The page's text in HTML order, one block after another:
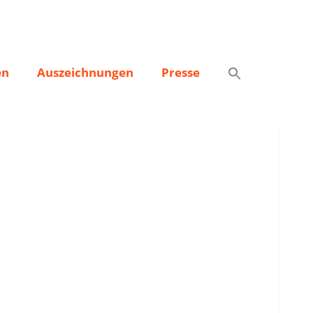
Auszeichnungen Presse